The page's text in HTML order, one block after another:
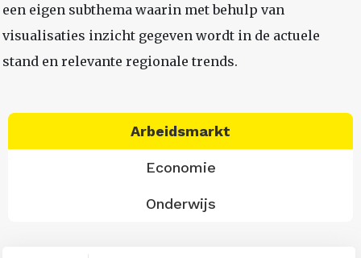
een eigen subthema waarin met behulp van
visualisaties inzicht gegeven wordt in de actuele
stand en relevante regionale trends.
Arbeidsmarkt
Economie
Onderwijs